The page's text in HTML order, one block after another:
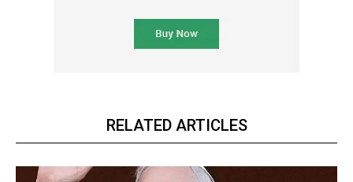
RELATED ARTICLES